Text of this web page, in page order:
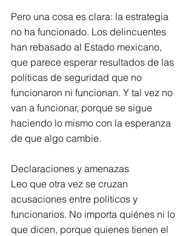
Pero una cosa es clara: la estrategia
no ha funcionado. Los delincuentes
han rebasado al Estado mexicano,
que parece esperar resultados de las
políticas de seguridad que no
funcionaron ni funcionan. Y tal vez no
van a funcionar, porque se sigue
haciendo lo mismo con la esperanza
de que algo cambie.
Declaraciones y amenazas
Leo que otra vez se cruzan
acusaciones entre políticos y
funcionarios. No importa quiénes ni lo
que dicen, porque quienes tienen el